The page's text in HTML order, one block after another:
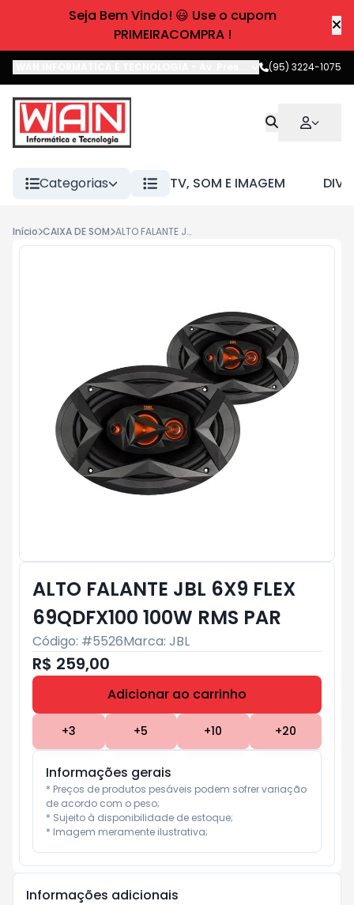
Seja Bem Vindo! 😃 Use o cupom
PRIMEIRACOMPRA !
Av. Pres. Castelo Branco,Boa
(95) 3224-1075
Categorias TV, SOM E IMAGEM
Início CAIXA DE SOM ALTO FALANTE JBL 6X9 FLEX 69QDFX100 100W RMS PAR
ALTO FALANTE JBL 6X9 FLEX
69QDFX100 100W RMS PAR
Código: #5526Marca: JBL
R$ 259,00
Adicionar ao carrinho
+3 +5 +10 +20
Informações gerais
* Preços de produtos pesáveis podem sofrer variação
de acordo com o peso;
* Sujeito à disponibilidade de estoque;
* Imagem meramente ilustrativa;
Informações adicionais